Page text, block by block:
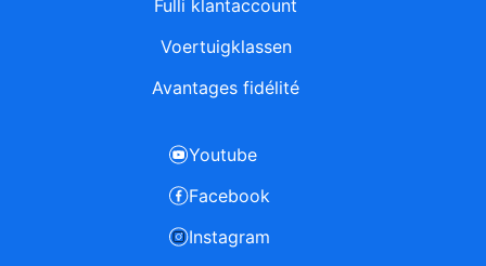
Fulli klantaccount
Voertuigklassen
Avantages fidélité
Youtube
Facebook
Instagram